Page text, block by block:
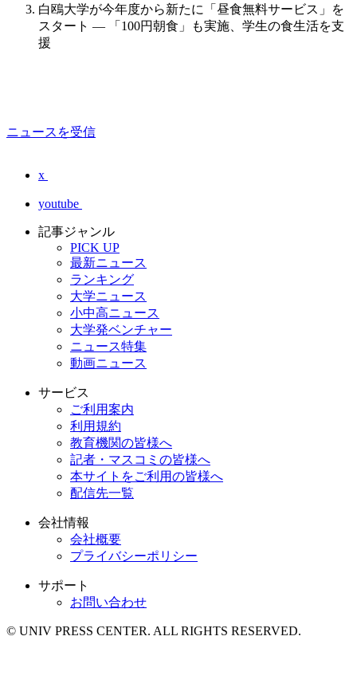
白鴎大学が今年度から新たに「昼食無料サービス」を
スタート — 「100円朝食」も実施、学生の食生活を支
援
ニュースを受信
x
youtube
記事ジャンル
PICK UP
最新ニュース
ランキング
大学ニュース
小中高ニュース
大学発ベンチャー
ニュース特集
動画ニュース
サービス
ご利用案内
利用規約
教育機関の皆様へ
記者・マスコミの皆様へ
本サイトをご利用の皆様へ
配信先一覧
会社情報
会社概要
プライバシーポリシー
サポート
お問い合わせ
© UNIV PRESS CENTER. ALL RIGHTS RESERVED.